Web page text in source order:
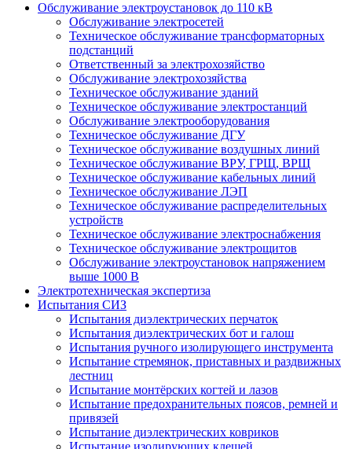
Обслуживание электроустановок до 110 кВ
Обслуживание электросетей
Техническое обслуживание трансформаторных
подстанций
Ответственный за электрохозяйство
Обслуживание электрохозяйства
Техническое обслуживание зданий
Техническое обслуживание электростанций
Обслуживание электрооборудования
Техническое обслуживание ДГУ
Техническое обслуживание воздушных линий
Техническое обслуживание ВРУ, ГРЩ, ВРЩ
Техническое обслуживание кабельных линий
Техническое обслуживание ЛЭП
Техническое обслуживание распределительных
устройств
Техническое обслуживание электроснабжения
Техническое обслуживание электрощитов
Обслуживание электроустановок напряжением
выше 1000 В
Электротехническая экспертиза
Испытания СИЗ
Испытания диэлектрических перчаток
Испытания диэлектрических бот и галош
Испытания ручного изолирующего инструмента
Испытание стремянок, приставных и раздвижных
лестниц
Испытание монтёрских когтей и лазов
Испытание предохранительных поясов, ремней и
привязей
Испытание диэлектрических ковриков
Испытание изолирующих клещей